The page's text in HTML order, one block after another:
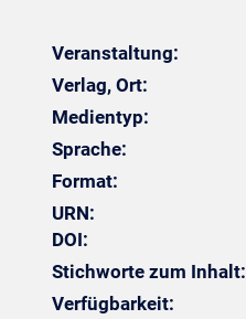
Veranstaltung:
Verlag, Ort:
Medientyp:
Sprache:
Format:
URN:
DOI:
Stichworte zum Inhalt:
Verfügbarkeit: